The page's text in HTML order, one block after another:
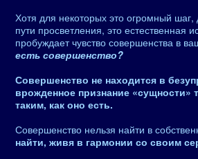
Хотя для некоторых это огромный шаг,
пути просветления, это естественная
пробуждает чувство совершенства в
есть совершенство?
Совершенство не находится в
врожденное признание «сущности»
таким, как оно есть.
Совершенство нельзя найти в
найти, живя в гармонии со своим